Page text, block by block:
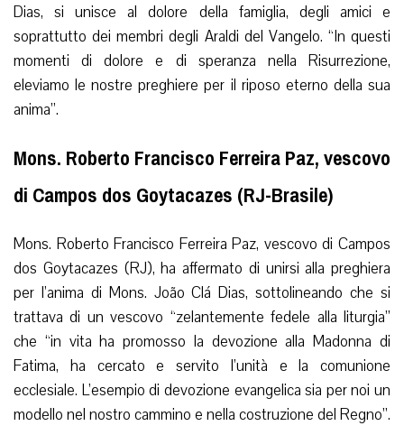
Dias, si unisce al dolore della famiglia, degli amici e
soprattutto dei membri degli Araldi del Vangelo. “In questi
momenti di dolore e di speranza nella Risurrezione,
eleviamo le nostre preghiere per il riposo eterno della sua
anima”.
Mons. Roberto Francisco Ferreira Paz, vescovo
di Campos dos Goytacazes (RJ-Brasile)
Mons. Roberto Francisco Ferreira Paz, vescovo di Campos
dos Goytacazes (RJ), ha affermato di unirsi alla preghiera
per l’anima di Mons. João Clá Dias, sottolineando che si
trattava di un vescovo “zelantemente fedele alla liturgia”
che “in vita ha promosso la devozione alla Madonna di
Fatima, ha cercato e servito l’unità e la comunione
ecclesiale. L’esempio di devozione evangelica sia per noi un
modello nel nostro cammino e nella costruzione del Regno”.